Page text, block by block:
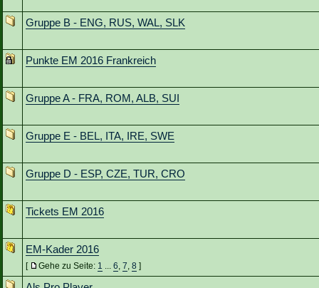
Gruppe B - ENG, RUS, WAL, SLK
Punkte EM 2016 Frankreich
Gruppe A - FRA, ROM, ALB, SUI
Gruppe E - BEL, ITA, IRE, SWE
Gruppe D - ESP, CZE, TUR, CRO
Tickets EM 2016
EM-Kader 2016
[ Gehe zu Seite: 1 ... 6, 7, 8 ]